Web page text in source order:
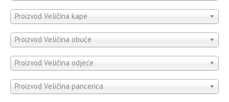
Proizvod Veličina kape
Proizvod Veličina obuće
Proizvod Veličina odjeće
Proizvod Veličina pancerica